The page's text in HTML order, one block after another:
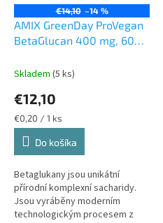
€14,10 –14 %
AMIX GreenDay ProVegan
BetaGlucan 400 mg, 60
Skladem (5 ks)
€12,10
Jednotková
cena:
€0,20 / 1 ks
Do košíka
Betaglukany jsou unikátní
přírodní komplexní sacharidy.
Jsou vyráběny moderním
technologickým procesem z